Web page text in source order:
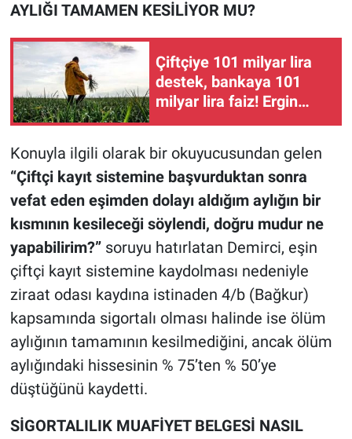
AYLIĞI TAMAMEN KESİLİYOR MU?
Çiftçiye 101 milyar lira
destek, bankaya 101
milyar lira faiz! Ergin
Kahveci: "Bu yol yol
Konuyla ilgili olarak bir okuyucusundan gelen
“Çiftçi kayıt sistemine başvurduktan sonra
vefat eden eşimden dolayı aldığım aylığın bir
kısmının kesileceği söylendi, doğru mudur ne
yapabilirim?”soruyu hatırlatan Demirci, eşin
çiftçi kayıt sistemine kaydolması nedeniyle
ziraat odası kaydına istinaden 4/b (Bağkur)
kapsamında sigortalı olması halinde ise ölüm
aylığının tamamının kesilmediğini, ancak ölüm
aylığındaki hissesinin % 75’ten % 50’ye
düştüğünü kaydetti.
SİGORTALILIK MUAFİYET BELGESİ NASIL